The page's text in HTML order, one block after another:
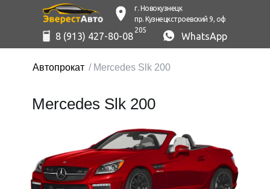
г. Новокузнецк
пр. Кузнецкстроевский 9, оф
205
8 (913) 427-80-08 WhatsApp
Mercedes Slk 200
/ Mercedes Slk 200
Автопрокат